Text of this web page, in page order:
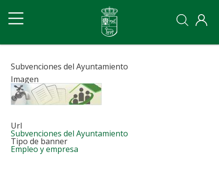
contenido
principal
principal
Ayto
principal
Ayto
Subvenciones del Ayuntamiento
Imagen
Url
Subvenciones del Ayuntamiento
Tipo de banner
Empleo y empresa